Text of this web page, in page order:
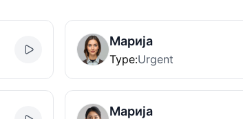
Марија
Type:Urgent
Марија